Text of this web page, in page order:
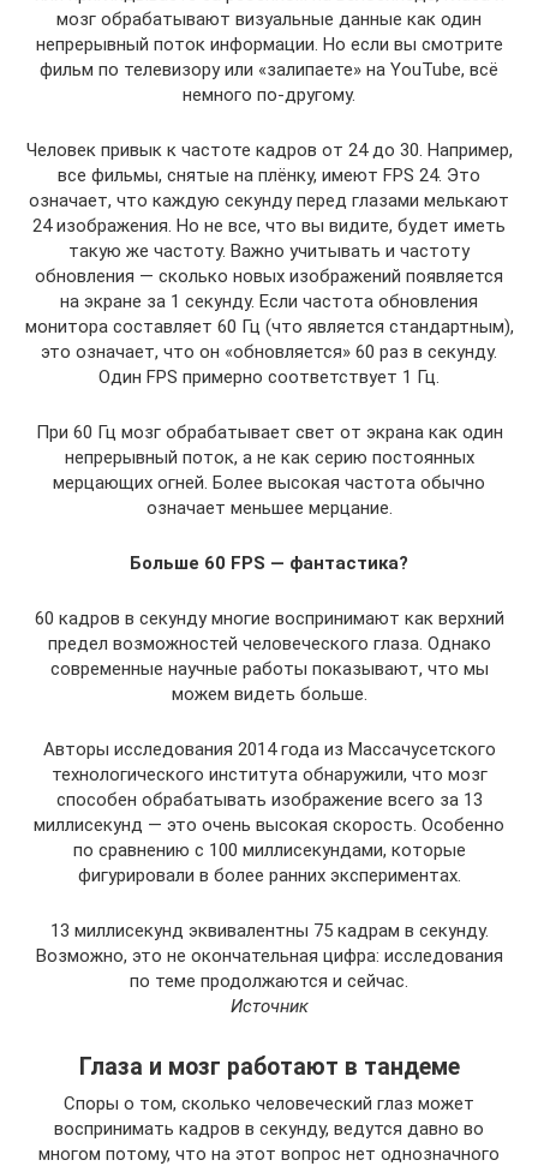
мозг обрабатывают визуальные данные как один
непрерывный поток информации. Но если вы смотрите
фильм по телевизору или «‎залипаете» ‎на YouTube, всё
немного по-другому.
Человек привык к частоте кадров от 24 до 30. Например,
все фильмы, снятые на плёнку, имеют FPS 24. Это
означает, что каждую секунду перед глазами мелькают
24 изображения. Но не все, что вы видите, будет иметь
такую же частоту. Важно учитывать и частоту
обновления — сколько новых изображений появляется
на экране за 1 секунду. Если частота обновления
монитора составляет 60 Гц (что является стандартным),
это означает, что он «обновляется» 60 раз в секунду.
Один FPS примерно соответствует 1 Гц.
При 60 Гц мозг обрабатывает свет от экрана как один
непрерывный поток, а не как серию постоянных
мерцающих огней. Более высокая частота обычно
означает меньшее мерцание.
Больше 60 FPS — фантастика?
60 кадров в секунду многие воспринимают как верхний
предел возможностей человеческого глаза. Однако
современные научные работы показывают, что мы
можем видеть больше.
Авторы исследования 2014 года из Массачусетского
технологического института обнаружили, что мозг
способен обрабатывать изображение всего за 13
миллисекунд — это очень высокая скорость. Особенно
по сравнению с 100 миллисекундами, которые
фигурировали в более ранних экспериментах.
13 миллисекунд эквивалентны 75 кадрам в секунду.
Возможно, это не окончательная цифра: исследования
по теме продолжаются и сейчас.
Источник
Глаза и мозг работают в тандеме
Споры о том, сколько человеческий глаз может
воспринимать кадров в секунду, ведутся давно во
многом потому, что на этот вопрос нет однозначного